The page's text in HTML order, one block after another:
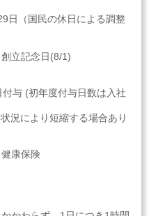
日（国民の休日による調整
立記念日(8/1)
与 (初年度付与日数は入社
況により短縮する場合あり
康保険